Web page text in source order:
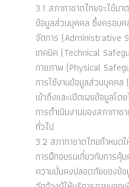
3.1 สภากาชาดไทยจะใช้ม
ข้อมูลส่วนบุคคล ซึ่งครอบค
จัดการ (Administrative
เทคนิค (Technical
กายภาพ (Physical
การใช้งานข้อมูลส่วนบุคค
เข้าถึงและเปิดเผยข้อมูลโ
การดำเนินงานของสภากา
ทั่วไป
3.2 สภากาชาดไทยกำหนด
การฝึกอบรมเกี่ยวกับการคุ้
ความมั่นคงปลอดภัยของข้